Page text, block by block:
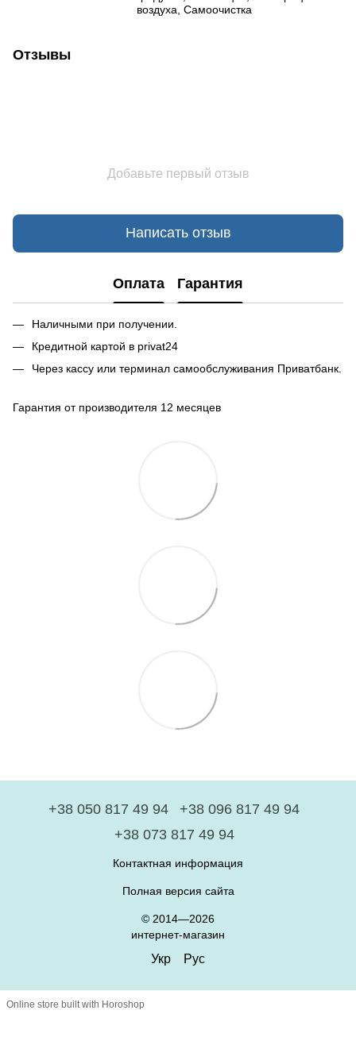
воздуха, Самоочистка
Отзывы
Добавьте первый отзыв
Написать отзыв
Оплата Гарантия
Наличными при получении.
Кредитной картой в privat24
Через кассу или терминал самообслуживания Приватбанк.
Гарантия от производителя 12 месяцев
+38 050 817 49 94
+38 096 817 49 94
+38 073 817 49 94
Контактная информация
Полная версия сайта
© 2014—2026
интернет-магазин
Укр Рус
Online store built with Horoshop